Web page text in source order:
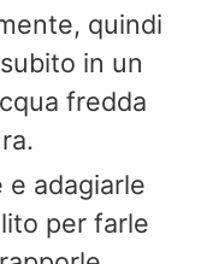
quindi
in un
fredda
e adagiarle
per farle